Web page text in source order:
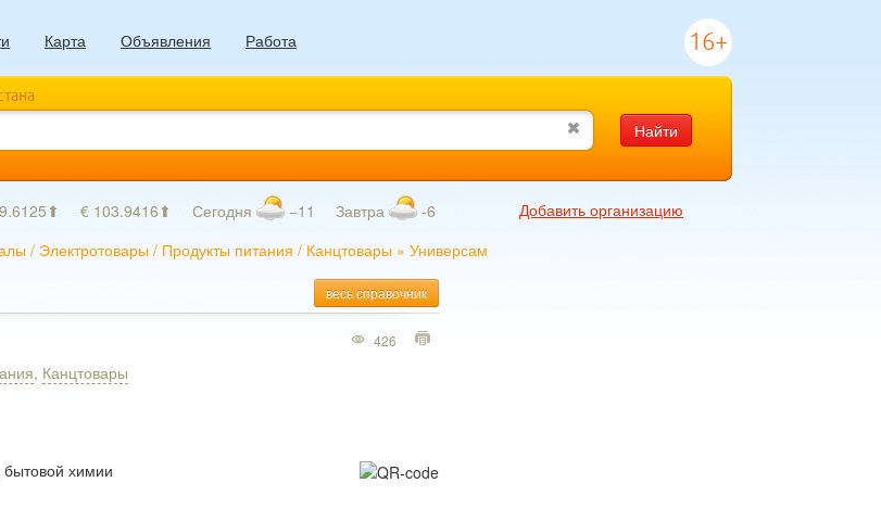
Карта Объявления Работа 16+
Найти
€ 103.9416⬆ Сегодня −11 Завтра -6
Добавить организацию
/ Электротовары / Продукты питания / Канцтовары » Универсам
весь справочник
, Канцтовары
бытовой химии
426